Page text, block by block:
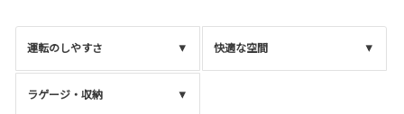
運転のしやすさ 快適な空間
ラゲージ・収納